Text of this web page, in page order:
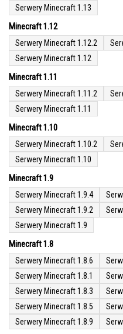
Serwery Minecraft 1.13
Minecraft 1.12
Serwery Minecraft 1.12.2
Serwery Minecraft 1.12
Minecraft 1.11
Serwery Minecraft 1.11.2
Serwery Minecraft 1.11
Minecraft 1.10
Serwery Minecraft 1.10.2
Serwery Minecraft 1.10
Minecraft 1.9
Serwery Minecraft 1.9.4
Serwery Minecraft 1.9.2
Serwery Minecraft 1.9
Minecraft 1.8
Serwery Minecraft 1.8.6
Serwery Minecraft 1.8.1
Serwery Minecraft 1.8.3
Serwery Minecraft 1.8.5
Serwery Minecraft 1.8.9